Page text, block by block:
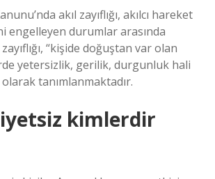
akıl zayıflığı, akılcı hareket
engelleyen durumlar arasında
zayıflığı, “kişide doğuştan var olan
yetersizlik, gerilik, durgunluk hali
tanımlanmaktadır.
kimlerdir